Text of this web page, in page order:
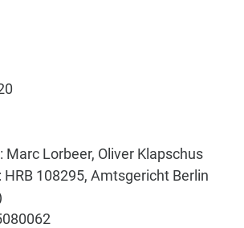
Marc Lorbeer, Oliver Klapschus
108295, Amtsgericht Berlin